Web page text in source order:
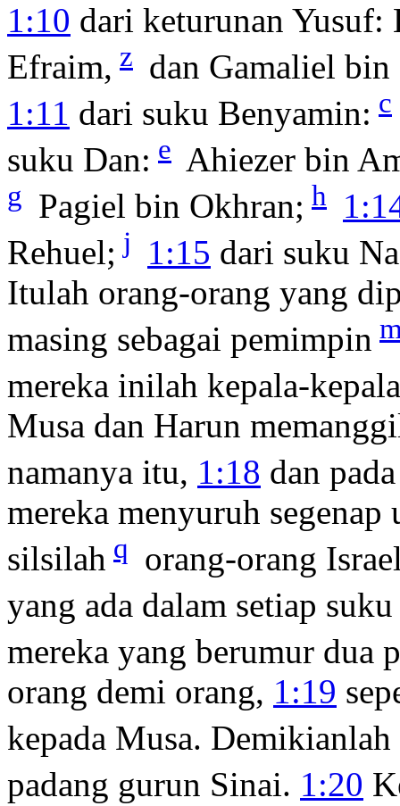
1:10 dari keturunan
Efraim, z dan Gamaliel bin
1:11 dari suku Benyamin: c
suku Dan: e Ahiezer bin
g Pagiel bin Okhran; h
Rehuel; j 1:15 dari suku
Itulah orang-orang yang
masing sebagai pemimpin
mereka inilah kepala-
Musa dan Harun
namanya itu, 1:18 dan
mereka menyuruh
silsilah q orang-orang
yang ada dalam setiap suku
mereka yang berumur dua
orang demi orang, 1:19
kepada Musa. Demikianlah
padang gurun Sinai. 1:20